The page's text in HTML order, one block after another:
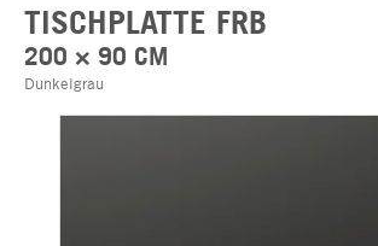
TISCHPLATTE FRB
200 × 90 CM
Dunkelgrau